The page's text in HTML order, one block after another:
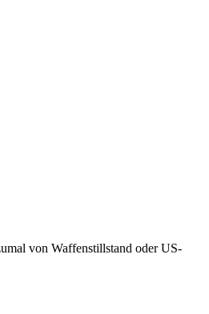
von Waffenstillstand oder US-